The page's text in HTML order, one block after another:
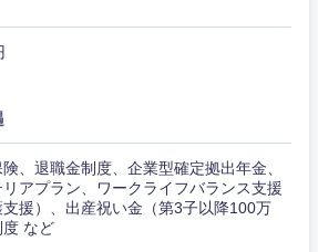
、退職金制度、企業型確定拠出年金、
アプラン、ワークライフバランス支援
援）、出産祝い金（第3子以降100万
など